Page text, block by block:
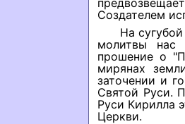
Создателем
На
молитвы нас
прошение о
мирянах
заточении и
Святой Руси.
Руси Кирилла
Церкви.